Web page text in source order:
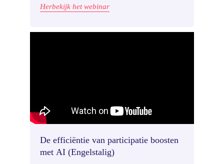
je een breed en divers publiek?
Herbekijk het webinar
De efficiëntie van participatie boosten
met AI (Engelstalig)